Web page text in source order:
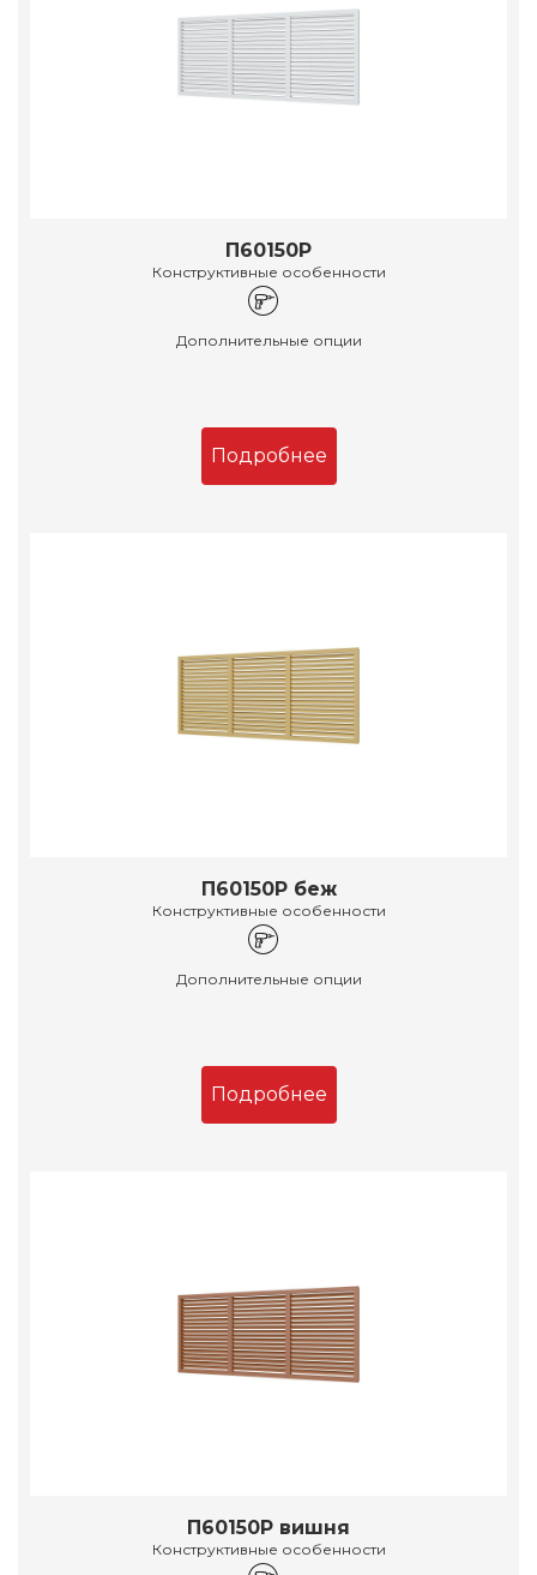
П60150Р
Конструктивные особенности
Дополнительные опции
Подробнее
П60150Р беж
Конструктивные особенности
Дополнительные опции
Подробнее
П60150Р вишня
Конструктивные особенности